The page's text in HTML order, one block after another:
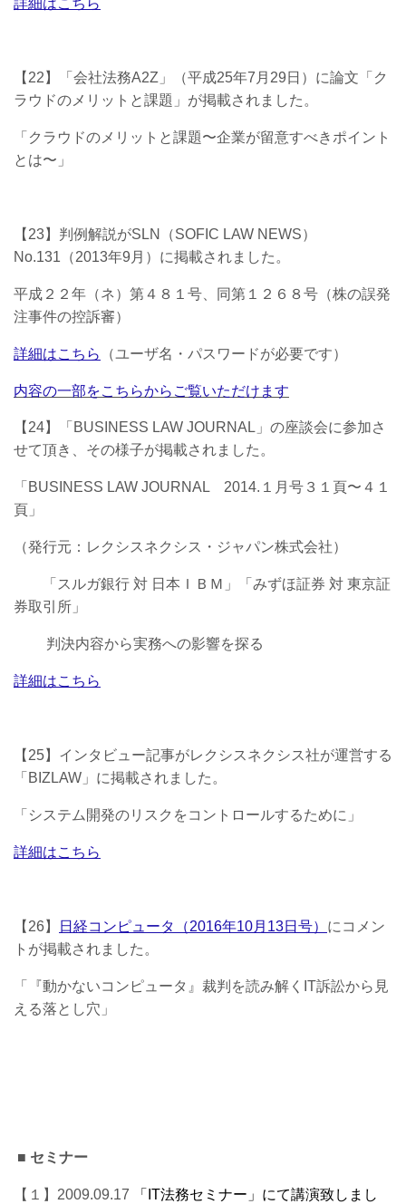
詳細はこちら
【22】「会社法務A2Z」（平成25年7月29日）に論文「ク
ラウドのメリットと課題」 が掲載されました。
「クラウドのメリットと課題〜企業が留意すべきポイント
とは〜」
【23】判例解説がSLN（SOFIC LAW NEWS）
No.131（2013年9月）に掲載されました。
平成２２年（ネ）第４８１号、同第１２６８号（株の誤発
注事件の控訴審）
詳細はこちら （ユーザ名・パスワードが必要です）
内容の一部をこちらからご覧いただけます
【24】「BUSINESS LAW JOURNAL」の座談会に参加さ
せて頂き、その様子が掲載されました。
「BUSINESS LAW JOURNAL 2014.１月号３１頁〜４１
頁」
（発行元：レクシスネクシス・ジャパン株式会社）
「スルガ銀行 対 日本ＩＢＭ」「みずほ証券 対 東京証
券取引所」
判決内容から実務への影響を探る
詳細はこちら
【25】インタビュー記事がレクシスネクシス社が運営する
「BIZLAW」に掲載されました。
「システム開発のリスクをコントロールするために」
詳細はこちら
【26】 日経コンピュータ（2016年10月13日号） にコメン
トが掲載されました。
「『動かないコンピュータ』裁判を読み解くIT訴訟から見
える落とし穴」
■ セミナー
【１】2009.09.17
「IT法務セミナー」にて講演致しまし